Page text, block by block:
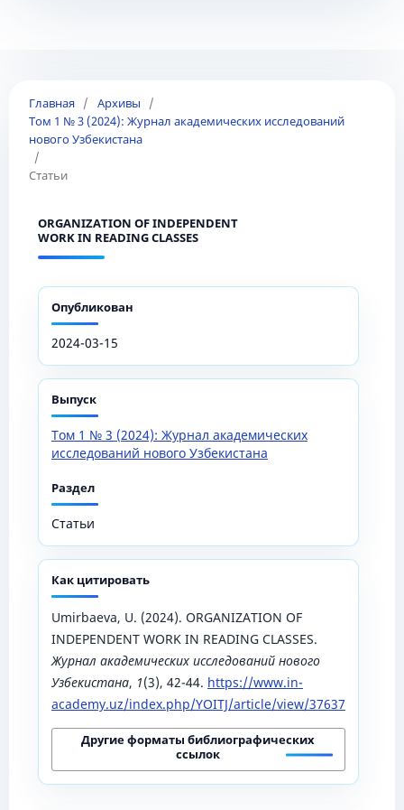
Главная / Архивы
/
Том 1 № 3 (2024): Журнал академических исследований
нового Узбекистана
/
Статьи
ORGANIZATION OF INDEPENDENT
WORK IN READING CLASSES
Опубликован
2024-03-15
Выпуск
Том 1 № 3 (2024): Журнал академических
исследований нового Узбекистана
Раздел
Статьи
Как цитировать
Umirbaeva, U. (2024). ORGANIZATION OF
INDEPENDENT WORK IN READING CLASSES.
Журнал академических исследований нового
Узбекистана, 1(3), 42-44. https://www.in-
academy.uz/index.php/YOITJ/article/view/37637
Другие форматы библиографических
ссылок